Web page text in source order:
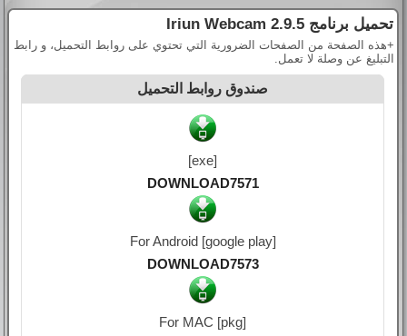
تحميل برنامج Iriun Webcam 2.9.5
+هذه الصفحة من الصفحات الضرورية التي تحتوي على روابط التحميل، و رابط
التبليغ عن وصلة لا تعمل.
صندوق روابط التحميل
[exe]
DOWNLOAD7571
For Android [google play]
DOWNLOAD7573
For MAC [pkg]